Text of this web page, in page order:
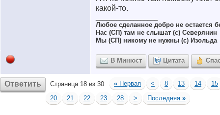
какой-то.
Любое сделанное добро не остается
Нас (СП) там не слышат (с) Северянин
Мы (СП) никому не нужны (с) Изольда
В Минюст Цитата
Ответить Страница 18 из 30 « Первая < 8 13 14
15
20
21 22 23 28 > Последняя »